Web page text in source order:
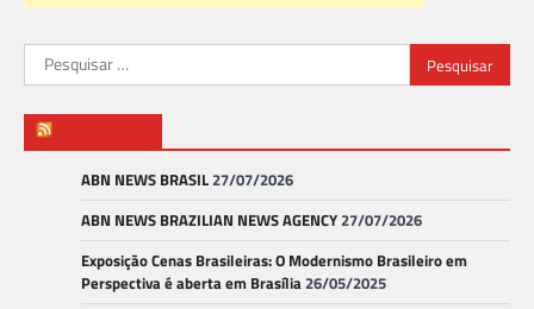
Pesquisar
por:
ABN NEWS BRASIL27/07/2026
ABN NEWS BRAZILIAN NEWS AGENCY27/07/2026
Exposição Cenas Brasileiras: O Modernismo Brasileiro em
Perspectiva é aberta em Brasília26/05/2025